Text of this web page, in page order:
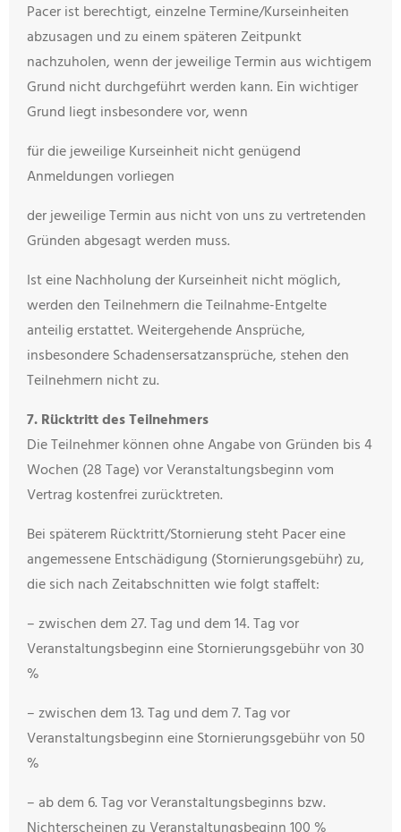
Pacer ist berechtigt, einzelne Termine/Kurseinheiten
abzusagen und zu einem späteren Zeitpunkt
nachzuholen, wenn der jeweilige Termin aus wichtigem
Grund nicht durchgeführt werden kann. Ein wichtiger
Grund liegt insbesondere vor, wenn
für die jeweilige Kurseinheit nicht genügend
Anmeldungen vorliegen
der jeweilige Termin aus nicht von uns zu vertretenden
Gründen abgesagt werden muss.
Ist eine Nachholung der Kurseinheit nicht möglich,
werden den Teilnehmern die Teilnahme-Entgelte
anteilig erstattet. Weitergehende Ansprüche,
insbesondere Schadensersatzansprüche, stehen den
Teilnehmern nicht zu.
7. Rücktritt des Teilnehmers
Die Teilnehmer können ohne Angabe von Gründen bis 4
Wochen (28 Tage) vor Veranstaltungsbeginn vom
Vertrag kostenfrei zurücktreten.
Bei späterem Rücktritt/Stornierung steht Pacer eine
angemessene Entschädigung (Stornierungsgebühr) zu,
die sich nach Zeitabschnitten wie folgt staffelt:
– zwischen dem 27. Tag und dem 14. Tag vor
Veranstaltungsbeginn eine Stornierungsgebühr von 30
%
– zwischen dem 13. Tag und dem 7. Tag vor
Veranstaltungsbeginn eine Stornierungsgebühr von 50
%
– ab dem 6. Tag vor Veranstaltungsbeginns bzw.